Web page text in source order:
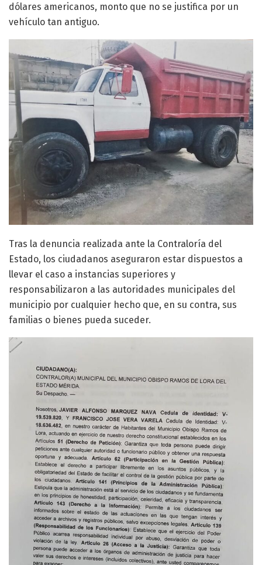
dólares americanos, monto que no se justifica por un
vehículo tan antiguo.
Tras la denuncia realizada ante la Contraloría del
Estado, los ciudadanos aseguraron estar dispuestos a
llevar el caso a instancias superiores y
responsabilizaron a las autoridades municipales del
municipio por cualquier hecho que, en su contra, sus
familias o bienes pueda suceder.